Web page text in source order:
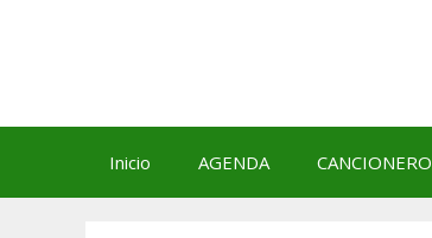
Inicio AGENDA CANCIONERO